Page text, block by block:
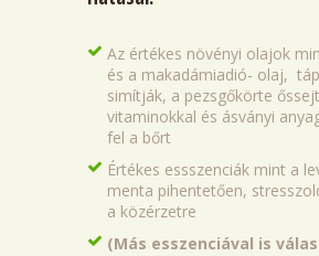
Az értékes növényi olajok
és a makadámiadió- olaj,
simítják, a pezsgőkörte
vitaminokkal és ásványi
fel a bőrt
Értékes essszenciák mint a
menta pihentetően,
a közérzetre
(Más esszenciával is